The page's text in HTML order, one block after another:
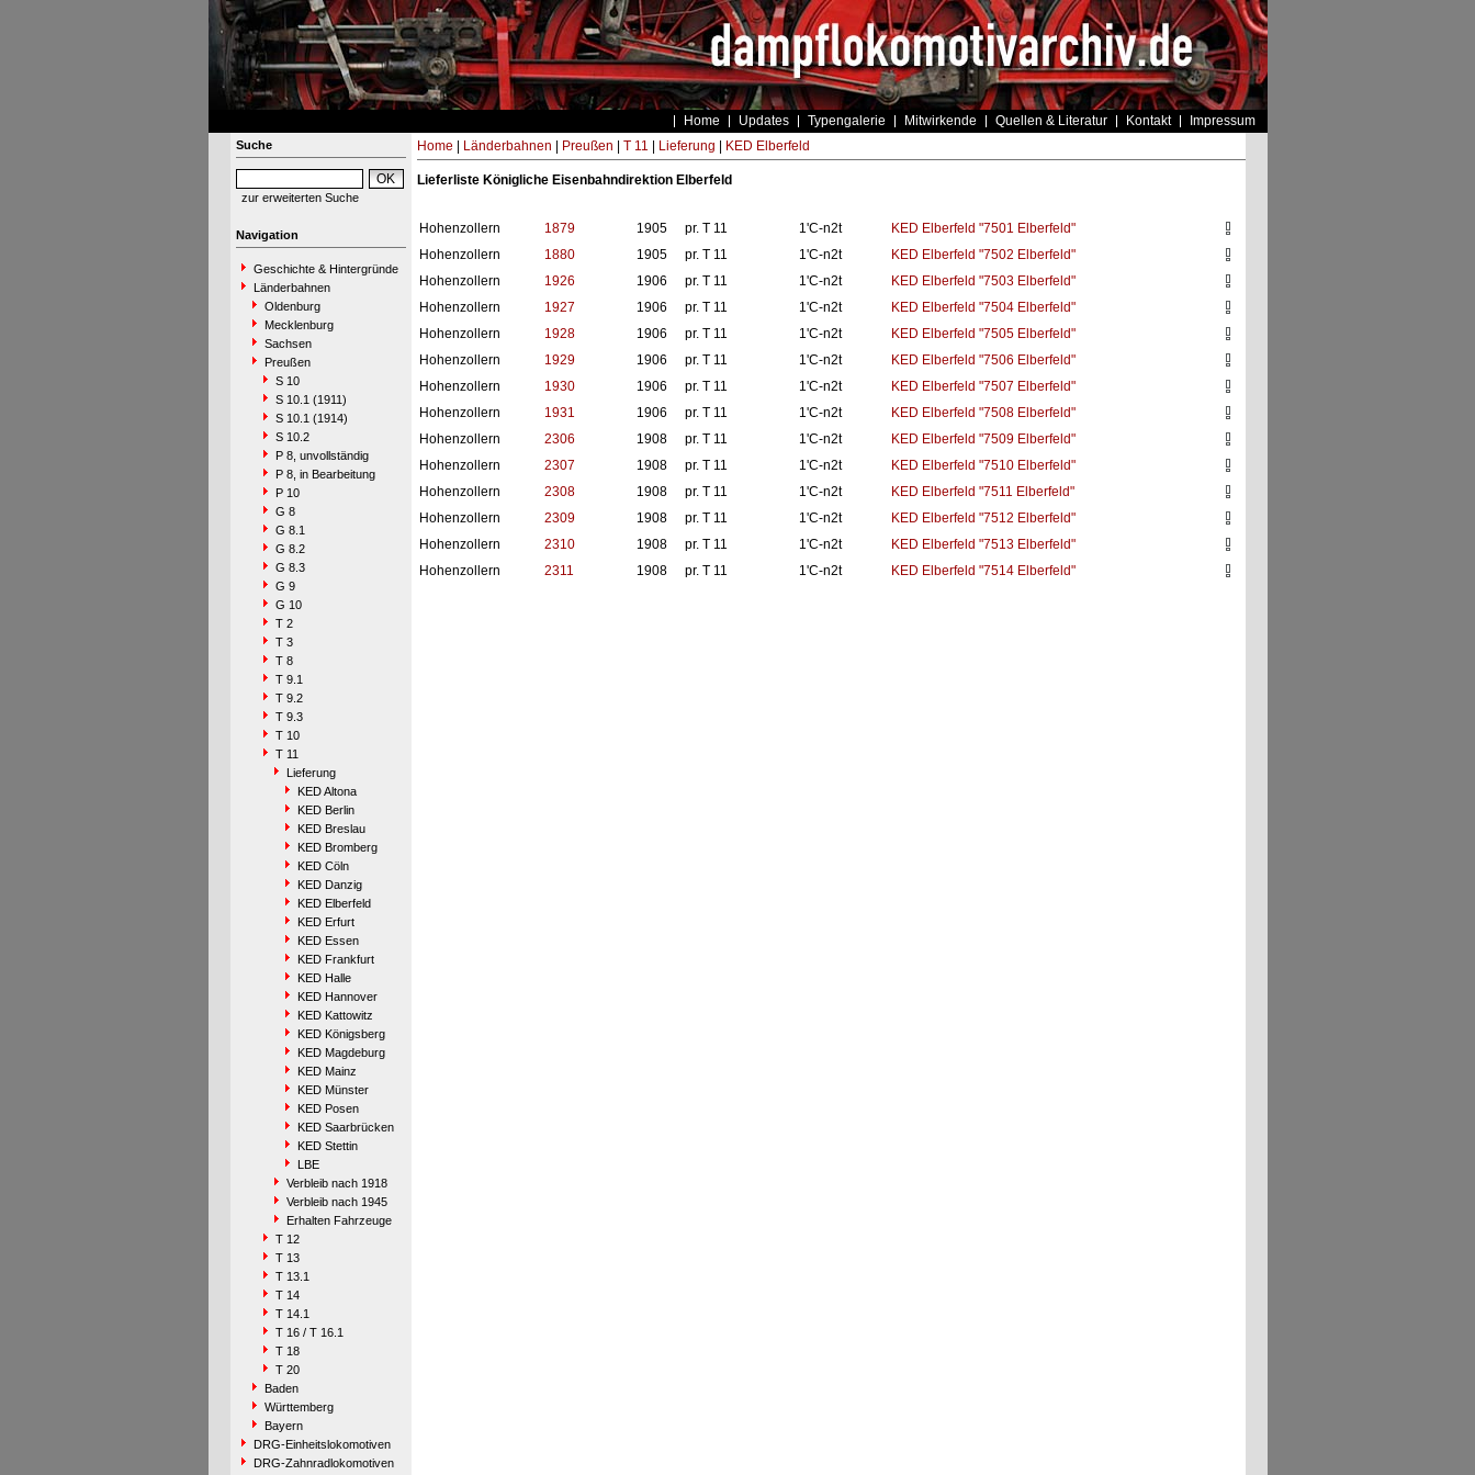
Home Updates Typengalerie Mitwirkende Quellen & Literatur Kontakt Impressum
Suche
zur erweiterten Suche
Navigation
Geschichte & Hintergründe
Länderbahnen
Oldenburg
Mecklenburg
Sachsen
Preußen
S 10
S 10.1 (1911)
S 10.1 (1914)
S 10.2
P 8, unvollständig
P 8, in Bearbeitung
P 10
G 8
G 8.1
G 8.2
G 8.3
G 9
G 10
T 2
T 3
T 8
T 9.1
T 9.2
T 9.3
T 10
T 11
Lieferung
KED Altona
KED Berlin
KED Breslau
KED Bromberg
KED Cöln
KED Danzig
KED Elberfeld
KED Erfurt
KED Essen
KED Frankfurt
KED Halle
KED Hannover
KED Kattowitz
KED Königsberg
KED Magdeburg
KED Mainz
KED Münster
KED Posen
KED Saarbrücken
KED Stettin
LBE
Verbleib nach 1918
Verbleib nach 1945
Erhalten Fahrzeuge
T 12
T 13
T 13.1
T 14
T 14.1
T 16 / T 16.1
T 18
T 20
Baden
Württemberg
Bayern
DRG-Einheitslokomotiven
DRG-Zahnradlokomotiven
Home Länderbahnen Preußen T 11 Lieferung KED Elberfeld
Lieferliste Königliche Eisenbahndirektion Elberfeld
Hohenzollern 1879 1905 pr. T 11 1'C-n2t
KED Elberfeld "7501 Elberfeld"
Hohenzollern
1880 1905 pr. T 11 1'C-n2t
KED Elberfeld "7502 Elberfeld"
Hohenzollern
1926 1906 pr. T 11 1'C-n2t
KED Elberfeld "7503 Elberfeld"
Hohenzollern
1927 1906 pr. T 11 1'C-n2t
KED Elberfeld "7504 Elberfeld"
Hohenzollern
1928 1906 pr. T 11 1'C-n2t
KED Elberfeld "7505 Elberfeld"
Hohenzollern
1929 1906 pr. T 11 1'C-n2t
KED Elberfeld "7506 Elberfeld"
Hohenzollern
1930 1906 pr. T 11 1'C-n2t
KED Elberfeld "7507 Elberfeld"
Hohenzollern
1931 1906 pr. T 11 1'C-n2t
KED Elberfeld "7508 Elberfeld"
Hohenzollern
2306 1908 pr. T 11 1'C-n2t
KED Elberfeld "7509 Elberfeld"
Hohenzollern
2307 1908 pr. T 11 1'C-n2t
KED Elberfeld "7510 Elberfeld"
Hohenzollern
2308 1908 pr. T 11 1'C-n2t
KED Elberfeld "7511 Elberfeld"
Hohenzollern
2309 1908 pr. T 11 1'C-n2t
KED Elberfeld "7512 Elberfeld"
Hohenzollern
2310 1908 pr. T 11 1'C-n2t
KED Elberfeld "7513 Elberfeld"
Hohenzollern
2311 1908 pr. T 11 1'C-n2t KED Elberfeld "7514 Elberfeld"